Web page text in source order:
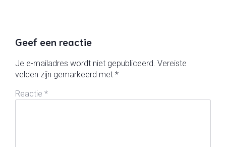
Geef een reactie
Je e-mailadres wordt niet gepubliceerd. Vereiste
velden zijn gemarkeerd met *
Reactie *